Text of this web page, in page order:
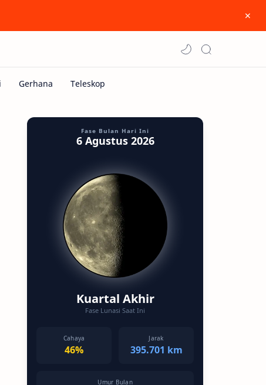
Fase Bulan Hari Ini
6 Agustus 2026
Kuartal Akhir
Fase Lunasi Saat Ini
Cahaya
46%
Jarak
395.701 km
Umur Bulan